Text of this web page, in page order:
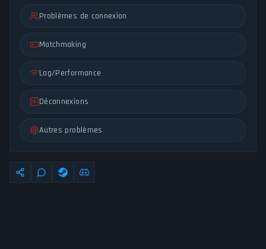
Problèmes de connexion
Matchmaking
Lag/Performance
Déconnexions
Autres problèmes